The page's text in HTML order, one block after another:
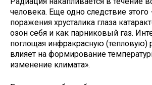
человека. Еще одно следствие этого
поражения хрусталика глаза
озон себя и как парниковый газ.
поглощая инфракрасную (тепловую)
влияет на формирование
изменение климата».